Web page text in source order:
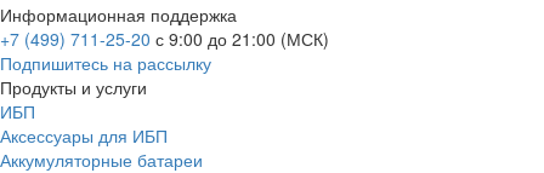
Информационная поддержка
+7 (499) 711-25-20 с 9:00 до 21:00 (МСК)
Подпишитесь на рассылку
Продукты и услуги
ИБП
Аксессуары для ИБП
Аккумуляторные батареи